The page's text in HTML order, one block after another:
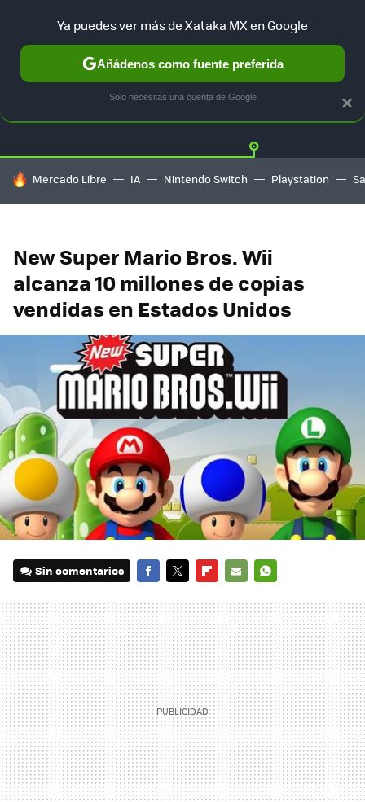
Twitter
HOY SE HABLA DE
Mercado Libre IA Nintendo Switch Playstation
New Super Mario Bros. Wii
alcanza 10 millones de copias
vendidas en Estados Unidos
Sin comentarios
MAIL
×
Ya puedes ver más de Xataka MX en Google
Añádenos como fuente preferida
Solo necesitas una cuenta de Google